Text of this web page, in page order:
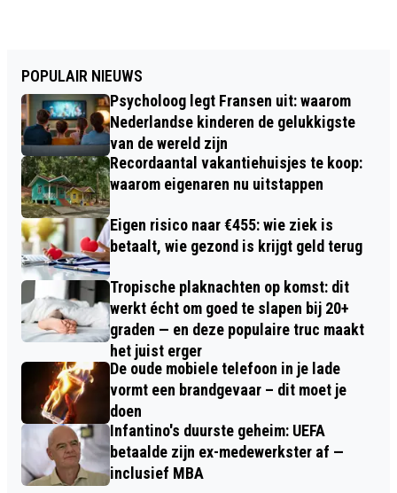
POPULAIR NIEUWS
Psycholoog legt Fransen uit: waarom
Nederlandse kinderen de gelukkigste
van de wereld zijn
Recordaantal vakantiehuisjes te koop:
waarom eigenaren nu uitstappen
Eigen risico naar €455: wie ziek is
betaalt, wie gezond is krijgt geld terug
Tropische plaknachten op komst: dit
werkt écht om goed te slapen bij 20+
graden — en deze populaire truc maakt
het juist erger
De oude mobiele telefoon in je lade
vormt een brandgevaar – dit moet je
doen
Infantino's duurste geheim: UEFA
betaalde zijn ex-medewerkster af —
inclusief MBA